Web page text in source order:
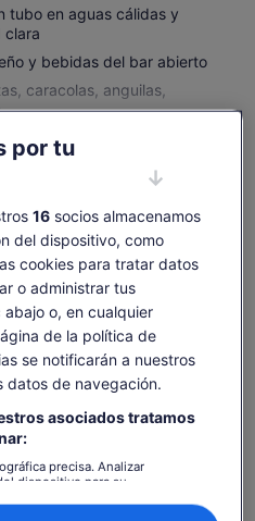
tubo en aguas cálidas y
clara
y bebidas del bar abierto
caracolas, anguilas,
11 ago.
€
mié., 12 ago.
-
de esta página se haya
abre
una
por tu
16socios almacenamos
del dispositivo, como
cookies para tratar datos
o administrar tus
o, en cualquier
de la política de
se notificarán a nuestros
datos de navegación.
asociados tratamos
precisa. Analizar
dispositivo para su
personalizados, medición de